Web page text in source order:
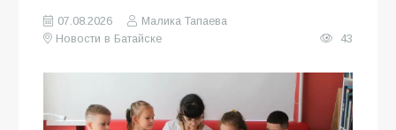
07.08.2026
Малика Тапаева
Новости в Батайске
43